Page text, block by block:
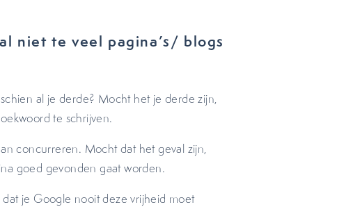
niet te veel pagina’s/ blogs
al je derde? Mocht het je derde zijn,
te schrijven.
concurreren. Mocht dat het geval zijn,
goed gevonden gaat worden.
je Google nooit deze vrijheid moet